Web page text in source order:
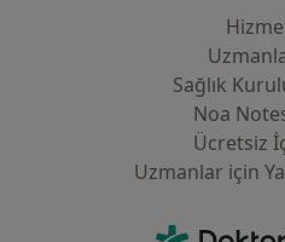
Sağlık
Noa
Ücretsiz
Uzmanlar için